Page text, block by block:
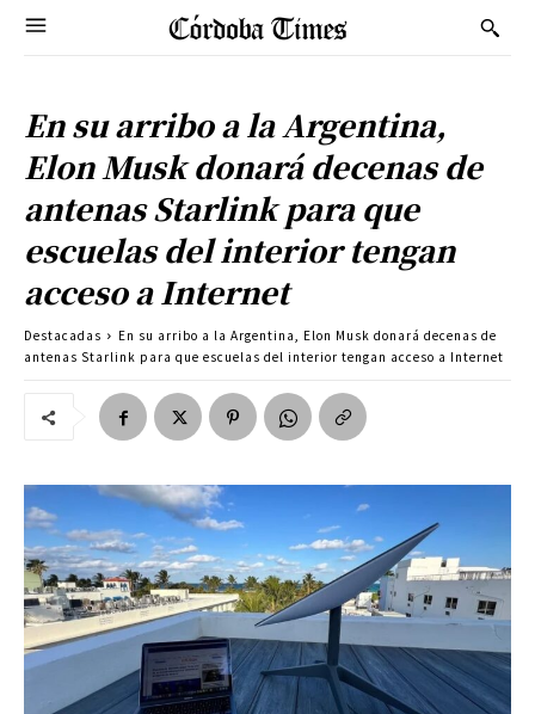
En su arribo a la Argentina,
Elon Musk donará decenas de
antenas Starlink para que
escuelas del interior tengan
acceso a Internet
Destacadas
En su arribo a la Argentina, Elon Musk donará decenas de
antenas Starlink para que escuelas del interior tengan acceso a Internet